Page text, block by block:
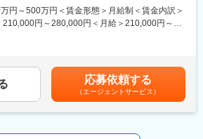
の定める業務
定・データ移行サポート
場づくり、POP作成
でトップクラスの実績を持つ「車検のコバッ
舗です。
でき、様々なメーカーの外部研修や、コバッ
的に受講できるため、幅広いスキルを磨くこと
に応じて農機具やユンボの整備免許も取得可能
取得後は、資格手当が毎月支給されます。
円～500万円＜賃金形態＞月給制＜賃金内訳＞
210,000円～280,000円＜月給＞210,000円～
までも目安の金額であり、選考を通じて上下す
す。月給(月額)は固定手当を含めた表記です。
応募依頼する
（エージェントサービス）